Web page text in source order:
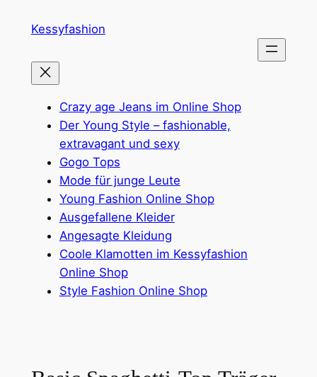
InhaltKessyfashion
Crazy age Jeans im Online Shop
Der Young Style – fashionable,
extravagant und sexy
Gogo Tops
Mode für junge Leute
Young Fashion Online Shop
Ausgefallene Kleider
Angesagte Kleidung
Coole Klamotten im Kessyfashion
Online Shop
Style Fashion Online Shop